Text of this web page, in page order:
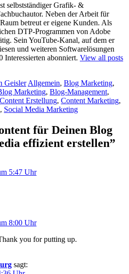
selbstständiger Grafik- &
Neben der Arbeit für
betreut er eigene Kunden. Als
DTP-Programmen von Adobe
Sein YouTube-Kanal, auf dem er
und weiteren Softwarelösungen
abonniert. View all posts
Geisler Allgemein, Blog Marketing,
Marketing, Blog-Management,
Content Erstellung, Content Marketing,
, Social Media Marketing
für Deinen Blog
effizient erstellen”
5:47 Uhr
8:00 Uhr
you for putting up.
sagt: